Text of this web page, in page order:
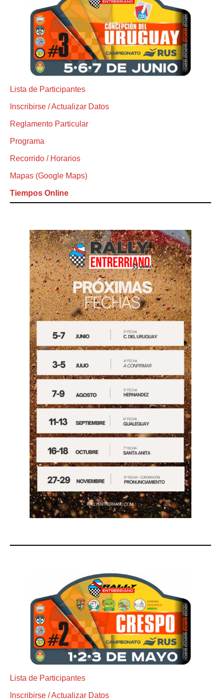
Lista de Participantes
Inscribirse / Actualizar Datos
Reglamento Particular
Programa
Recorrido / Horarios
Mapas (Google Maps)
Tiempos Online
Lista de Participantes
Inscribirse / Actualizar Datos